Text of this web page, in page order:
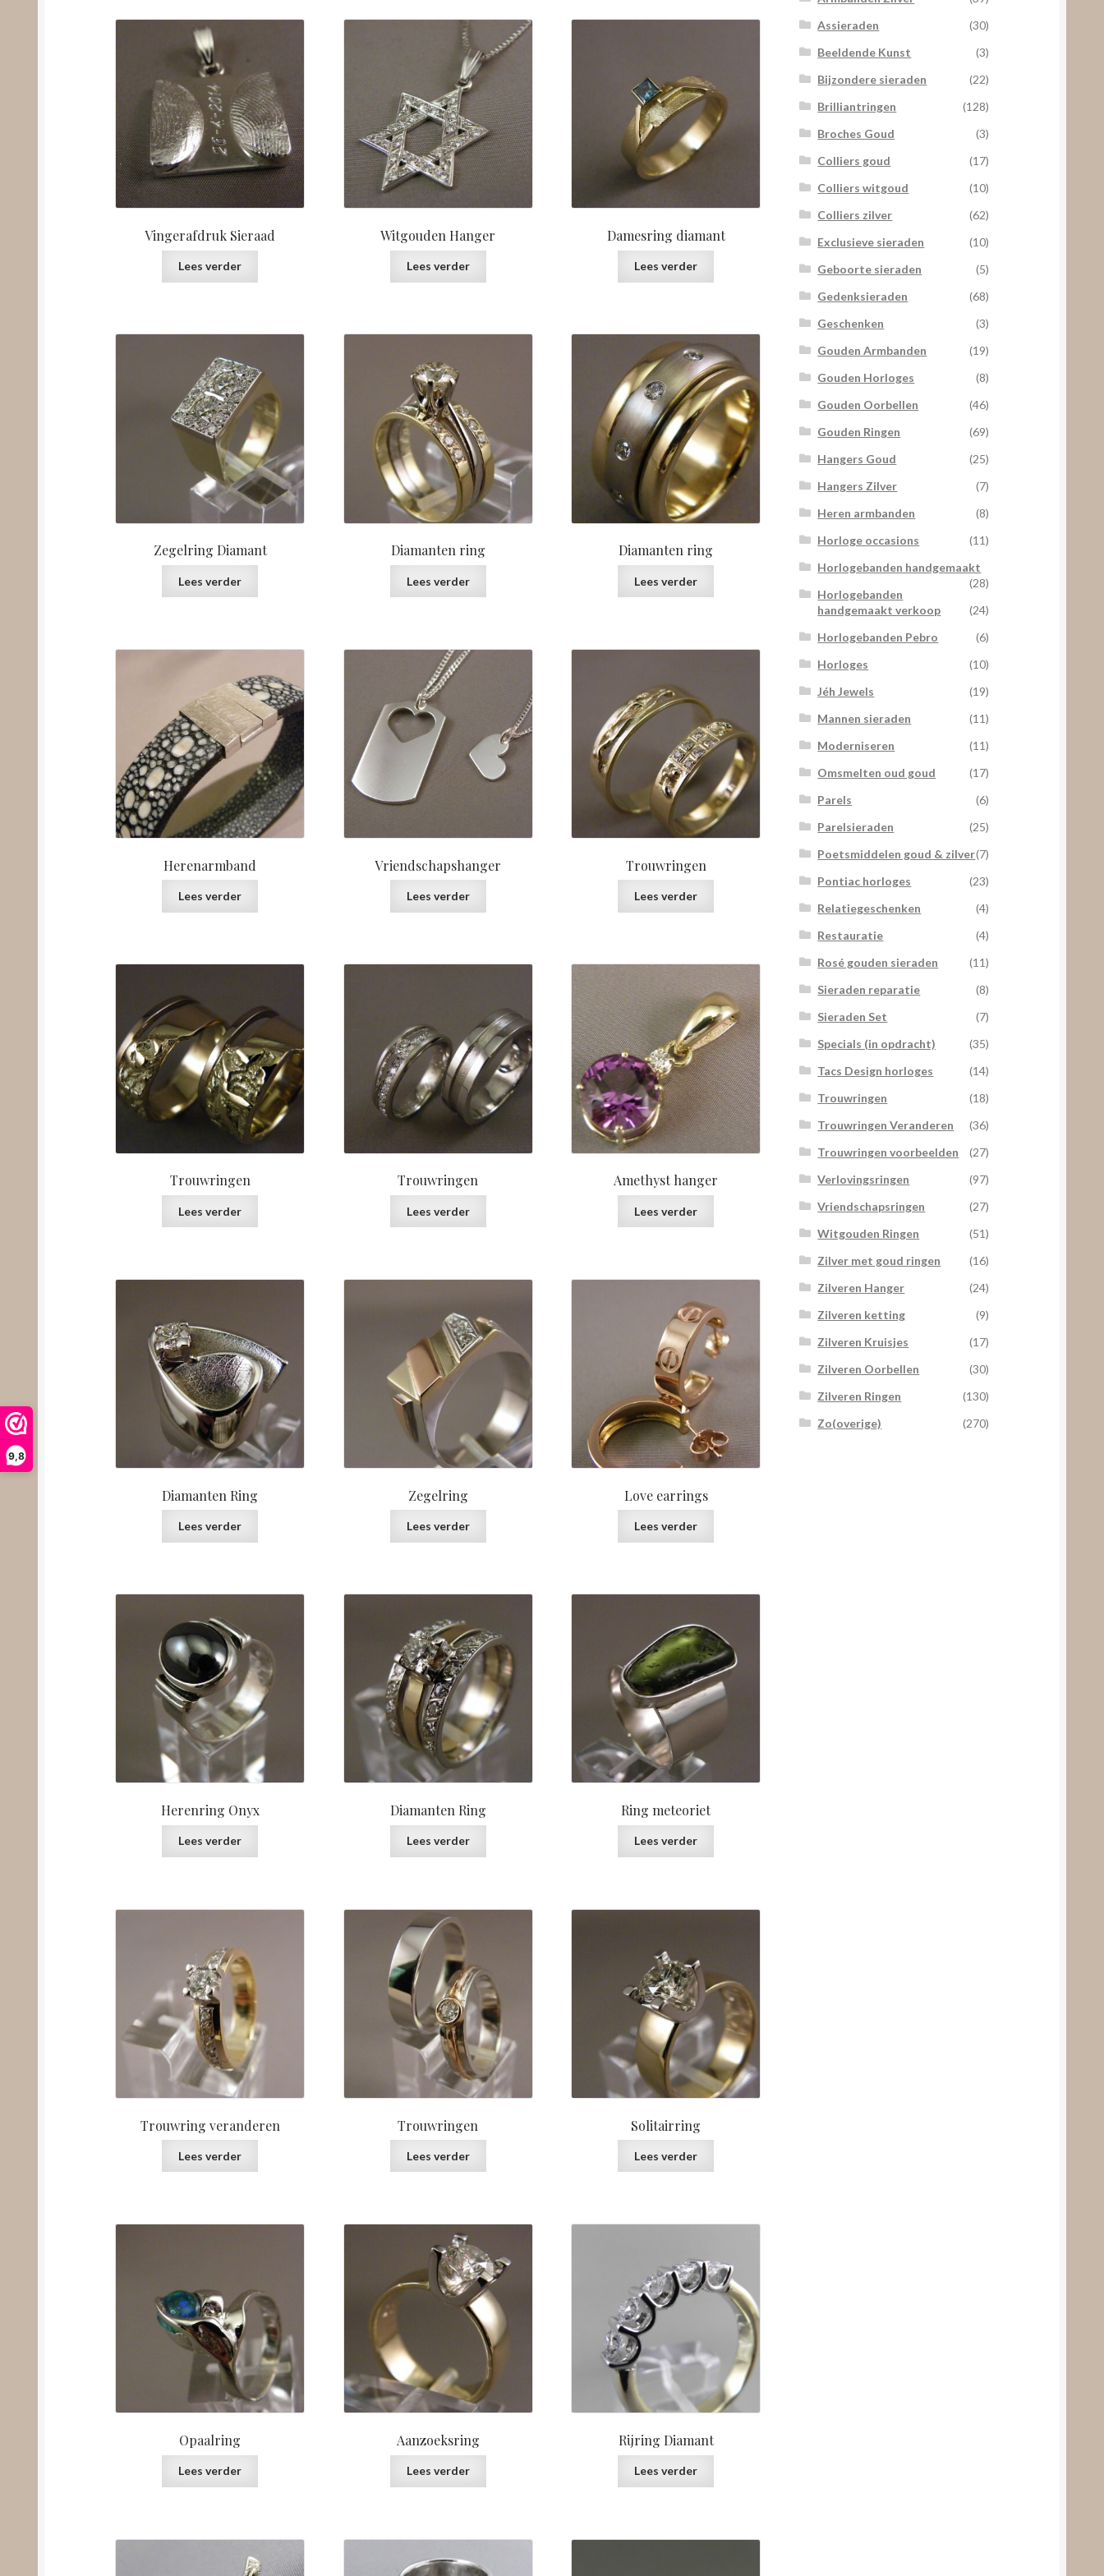
9,8
laag
naar
hoog
Vingerafdruk Sieraad
Lees verder
Witgouden Hanger
Lees verder
Damesring diamant
Lees verder
Zegelring Diamant
Lees verder
Diamanten ring
Lees verder
Diamanten ring
Lees verder
Herenarmband
Lees verder
Vriendschapshanger
Lees verder
Trouwringen
Lees verder
Trouwringen
Lees verder
Trouwringen
Lees verder
Amethyst hanger
Lees verder
Diamanten Ring
Lees verder
Zegelring
Lees verder
Love earrings
Lees verder
Herenring Onyx
Lees verder
Diamanten Ring
Lees verder
Ring meteoriet
Lees verder
Trouwring veranderen
Lees verder
Trouwringen
Lees verder
Solitairring
Lees verder
Opaalring
Lees verder
Aanzoeksring
Lees verder
Rijring Diamant
Lees verder
Assieraden
(30)
Beeldende Kunst
(3)
Bijzondere sieraden
(22)
Brilliantringen
(128)
Broches Goud
(3)
Colliers goud
(17)
Colliers witgoud
(10)
Colliers zilver
(62)
Exclusieve sieraden
(10)
Geboorte sieraden
(5)
Gedenksieraden
(68)
Geschenken
(3)
Gouden Armbanden
(19)
Gouden Horloges
(8)
Gouden Oorbellen
(46)
Gouden Ringen
(69)
Hangers Goud
(25)
Hangers Zilver
(7)
Heren armbanden
(8)
Horloge occasions
(11)
Horlogebanden handgemaakt
(28)
Horlogebanden
handgemaakt verkoop
(24)
Horlogebanden Pebro
(6)
Horloges
(10)
Jéh Jewels
(19)
Mannen sieraden
(11)
Moderniseren
(11)
Omsmelten oud goud
(17)
Parels
(6)
Parelsieraden
(25)
Poetsmiddelen goud & zilver(7)
Pontiac horloges
(23)
Relatiegeschenken
(4)
Restauratie
(4)
Rosé gouden sieraden
(11)
Sieraden reparatie
(8)
Sieraden Set
(7)
Specials (in opdracht)
(35)
Tacs Design horloges
(14)
Trouwringen
(18)
Trouwringen Veranderen
(36)
Trouwringen voorbeelden
(27)
Verlovingsringen
(97)
Vriendschapsringen
(27)
Witgouden Ringen
(51)
Zilver met goud ringen
(16)
Zilveren Hanger
(24)
Zilveren ketting
(9)
Zilveren Kruisjes
(17)
Zilveren Oorbellen
(30)
Zilveren Ringen
(130)
Zo(overige)
(270)